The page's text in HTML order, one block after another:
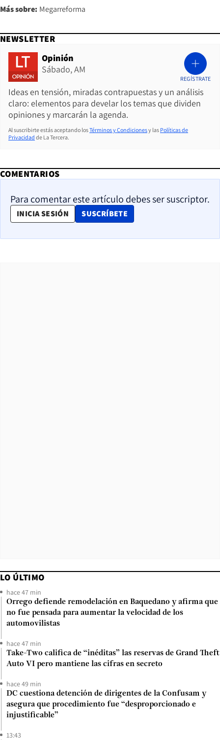
Más sobre: Megarreforma
NEWSLETTER
Opinión
Sábado, AM
Ideas en tensión, miradas contrapuestas y un análisis
claro: elementos para develar los temas que dividen
opiniones y marcarán la agenda.
REGÍSTRATE
Al suscribirte estás aceptando losTérminos y Condicionesy las Políticas de
Privacidad de La Tercera.
COMENTARIOS
Para comentar este artículo debes ser suscriptor.
INICIA SESIÓN SUSCRÍBETE
OPENS IN NEW WINDOW
LO ÚLTIMO
hace 47 min
Orrego defiende remodelación en Baquedano y afirma que
no fue pensada para aumentar la velocidad de los
automovilistas
hace 47 min
Take-Two califica de “inéditas” las reservas de Grand Theft
Auto VI pero mantiene las cifras en secreto
hace 49 min
DC cuestiona detención de dirigentes de la Confusam y
asegura que procedimiento fue “desproporcionado e
injustificable”
13:43